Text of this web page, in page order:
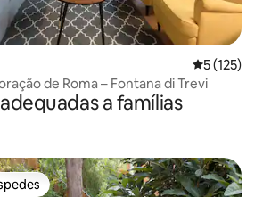
5 (125)
de Roma – Fontana di Trevi
a famílias
mais apreciados